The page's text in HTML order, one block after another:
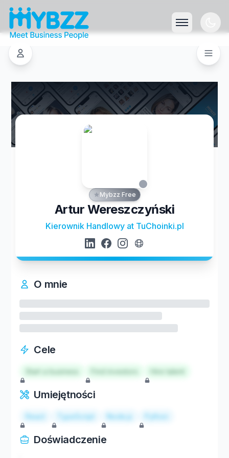
Mybzz Free
Artur Wereszczyński
Kierownik Handlowy at TuChoinki.pl
O mnie
Cele
Start a business Hire talent
Umiejętności
React TypeScript Node.js Python
Doświadczenie